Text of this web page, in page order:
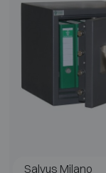
Salvus Milano